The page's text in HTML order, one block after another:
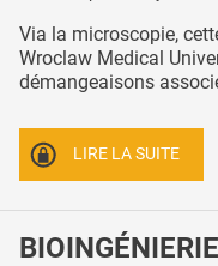
Via la microscopie,
Wroclaw Medical
démangeaisons
LIRE LA SUITE